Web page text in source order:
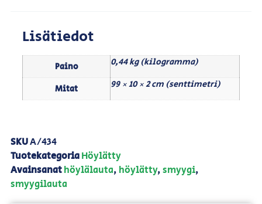
Lisätiedot
Paino 0,44 kg (kilogramma)
Mitat 99 × 10 × 2 cm (senttimetri)
SKUA/434
TuotekategoriaHöylätty
Avainsanathöylälauta, höylätty,smyygi,
smyygilauta